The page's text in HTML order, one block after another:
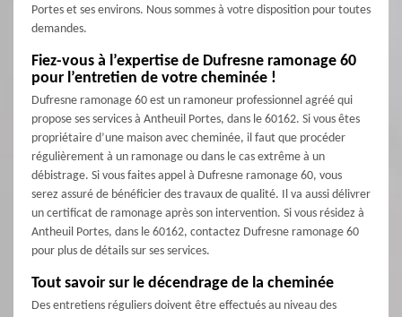
Portes et ses environs. Nous sommes à votre disposition pour toutes
demandes.
Fiez-vous à l’expertise de Dufresne ramonage 60
pour l’entretien de votre cheminée !
Dufresne ramonage 60 est un ramoneur professionnel agréé qui
propose ses services à Antheuil Portes, dans le 60162. Si vous êtes
propriétaire d’une maison avec cheminée, il faut que procéder
régulièrement à un ramonage ou dans le cas extrême à un
débistrage. Si vous faites appel à Dufresne ramonage 60, vous
serez assuré de bénéficier des travaux de qualité. Il va aussi délivrer
un certificat de ramonage après son intervention. Si vous résidez à
Antheuil Portes, dans le 60162, contactez Dufresne ramonage 60
pour plus de détails sur ses services.
Tout savoir sur le décendrage de la cheminée
Des entretiens réguliers doivent être effectués au niveau des